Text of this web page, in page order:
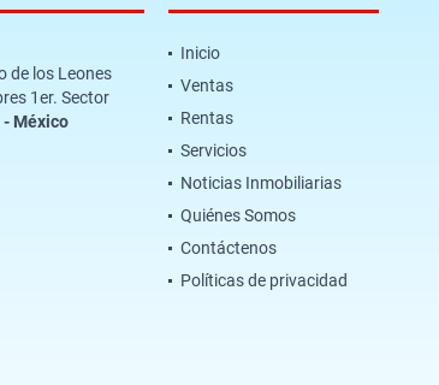
de los Leones
1er. Sector
- México
Inicio
Ventas
Rentas
Servicios
Noticias Inmobiliarias
Quiénes Somos
Contáctenos
Políticas de privacidad